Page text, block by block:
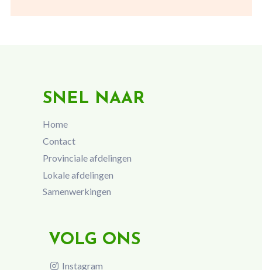
SNEL NAAR
Home
Contact
Provinciale afdelingen
Lokale afdelingen
Samenwerkingen
VOLG ONS
Instagram